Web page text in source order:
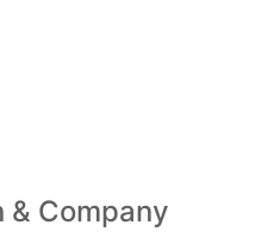
& Company